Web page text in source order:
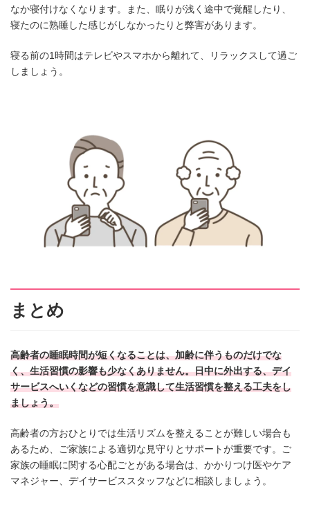
なか寝付けなくなります。また、眠りが浅く途中で覚醒したり、
寝たのに熟睡した感じがしなかったりと弊害があります。
寝る前の1時間はテレビやスマホから離れて、リラックスして過ご
しましょう。
まとめ
高齢者の睡眠時間が短くなることは、加齢に伴うものだけでな
く、生活習慣の影響も少なくありません。日中に外出する、デイ
サービスへいくなどの習慣を意識して生活習慣を整える工夫をし
ましょう。
高齢者の方おひとりでは生活リズムを整えることが難しい場合も
あるため、ご家族による適切な見守りとサポートが重要です。ご
家族の睡眠に関する心配ごとがある場合は、かかりつけ医やケア
マネジャー、デイサービススタッフなどに相談しましょう。